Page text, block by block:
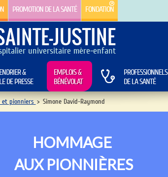
PROMOTION DE LA SANTÉ FONDATION
JUSTINE
universitaire mère-enfant
&
DE PRESSE
EMPLOIS &
BÉNÉVOLAT
PROFESSIONNELS
DE LA SANTÉ
et pionniers > Simone David-Raymond
HOMMAGE
AUX PIONNIÈRES